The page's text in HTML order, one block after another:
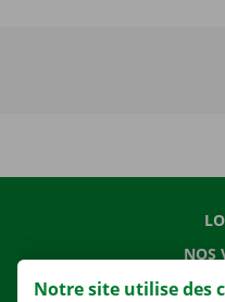
NOS
NOS
Notre site utilise des